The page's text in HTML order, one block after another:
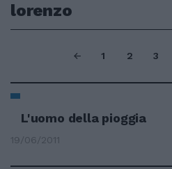
lorenzo
1 2 3
L'uomo della pioggia
19/06/2011